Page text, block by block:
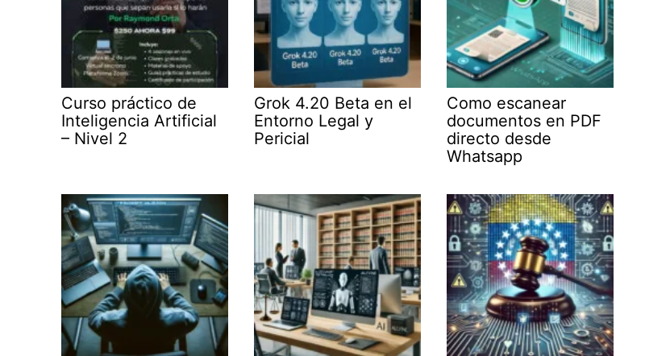
Curso práctico de
Inteligencia Artificial
– Nivel 2
Grok 4.20 Beta en el
Entorno Legal y
Pericial
Como escanear
documentos en PDF
directo desde
Whatsapp